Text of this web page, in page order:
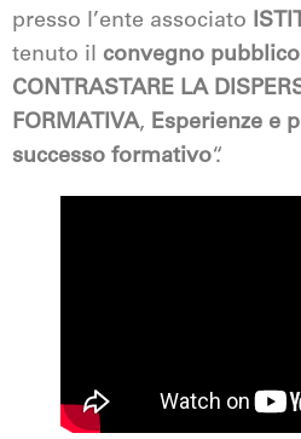
presso l’ente associato
tenuto il convegno pubblico
CONTRASTARE LA
FORMATIVA, Esperienze e
successo formativo“.